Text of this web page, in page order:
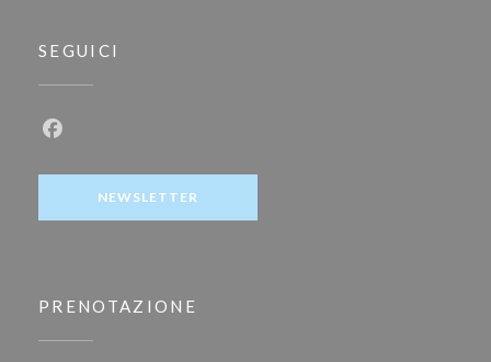
SEGUICI
NEWSLETTER
PRENOTAZIONE